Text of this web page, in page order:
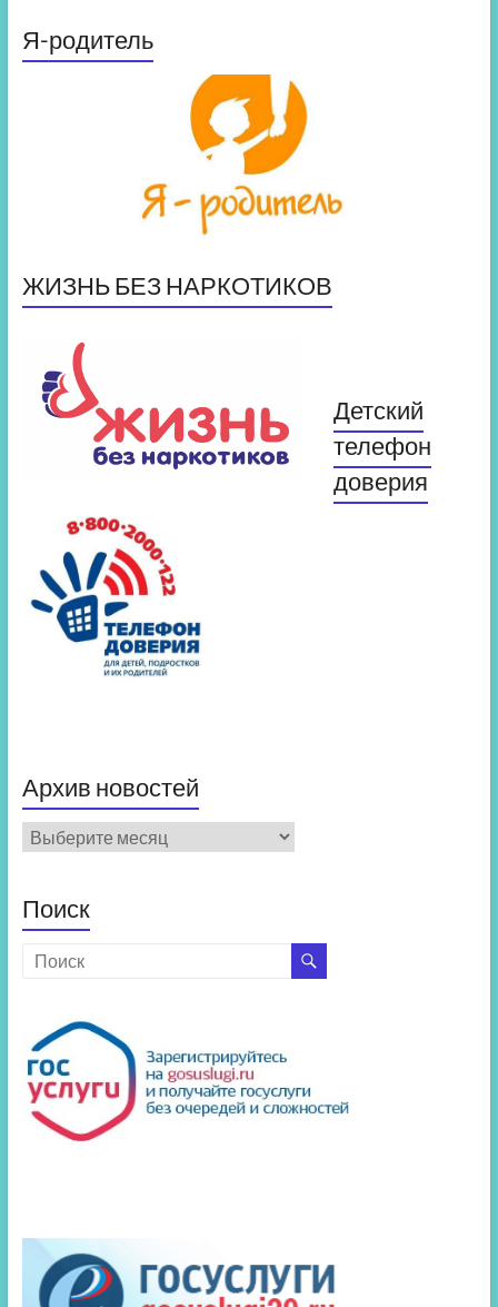
Я-родитель
ЖИЗНЬ БЕЗ НАРКОТИКОВ
Детский
телефон
доверия
Архив новостей
Архив
новостей
Поиск